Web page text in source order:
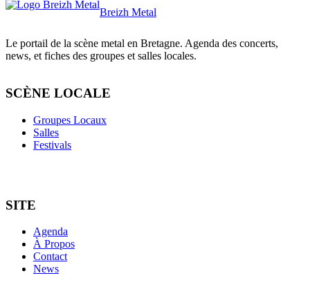
Breizh Metal
Le portail de la scène metal en Bretagne. Agenda des concerts,
news, et fiches des groupes et salles locales.
SCÈNE LOCALE
Groupes Locaux
Salles
Festivals
SITE
Agenda
À Propos
Contact
News